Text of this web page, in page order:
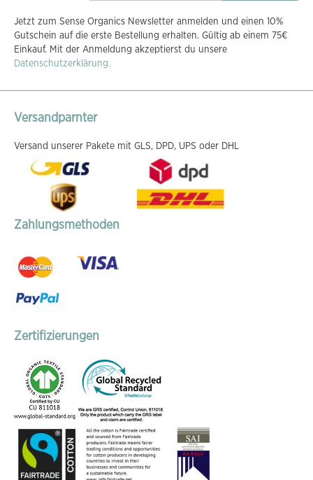
für
unseren
Newsletter
an:
Jetzt zum Sense Organics Newsletter anmelden und einen 10%
Gutschein auf die erste Bestellung erhalten. Gültig ab einem 75€
Einkauf. Mit der Anmeldung akzeptierst du unsere
Datenschutzerklärung.
Versandparnter
Versand unserer Pakete mit GLS, DPD, UPS oder DHL
Zahlungsmethoden
Zertifizierungen